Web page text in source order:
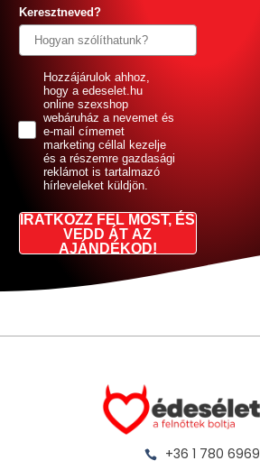
Keresztneved?
GDPRHozzájárulok ahhoz,
hogy a edeselet.hu
online szexshop
webáruház a nevemet és
e-mail címemet
marketing céllal kezelje
és a részemre gazdasági
reklámot is tartalmazó
hírleveleket küldjön.
IRATKOZZ FEL MOST, ÉS
VEDD ÁT AZ
AJÁNDÉKOD!
+36 1 780 6969